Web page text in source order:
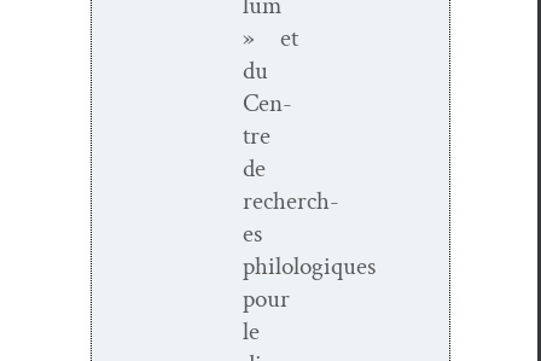
» et
du
Cen­
tre
de
recherch­
es
philologiques
pour
le